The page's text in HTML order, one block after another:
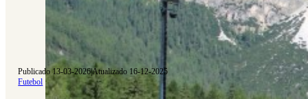
Publicado 13-03-2026|Atualizado 16-12-2025
Futebol